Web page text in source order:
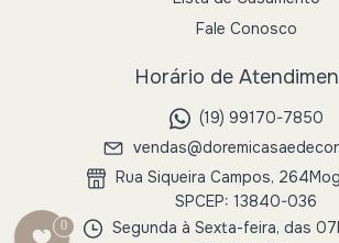
Fale Conosco
Horário de
(19) 99170-7850
Rua Siqueira Campos,
SPCEP: 13840-036
Segunda à Sexta-feira, das
0